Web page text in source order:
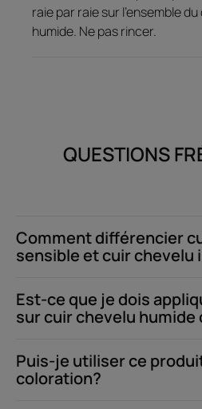
raie par raie sur l'ensemble
humide. Ne pas rincer.
QUESTIONS
Comment différencier
sensible et cuir chevelu
Est-ce que je dois
sur cuir chevelu humide
Puis-je utiliser ce
coloration?